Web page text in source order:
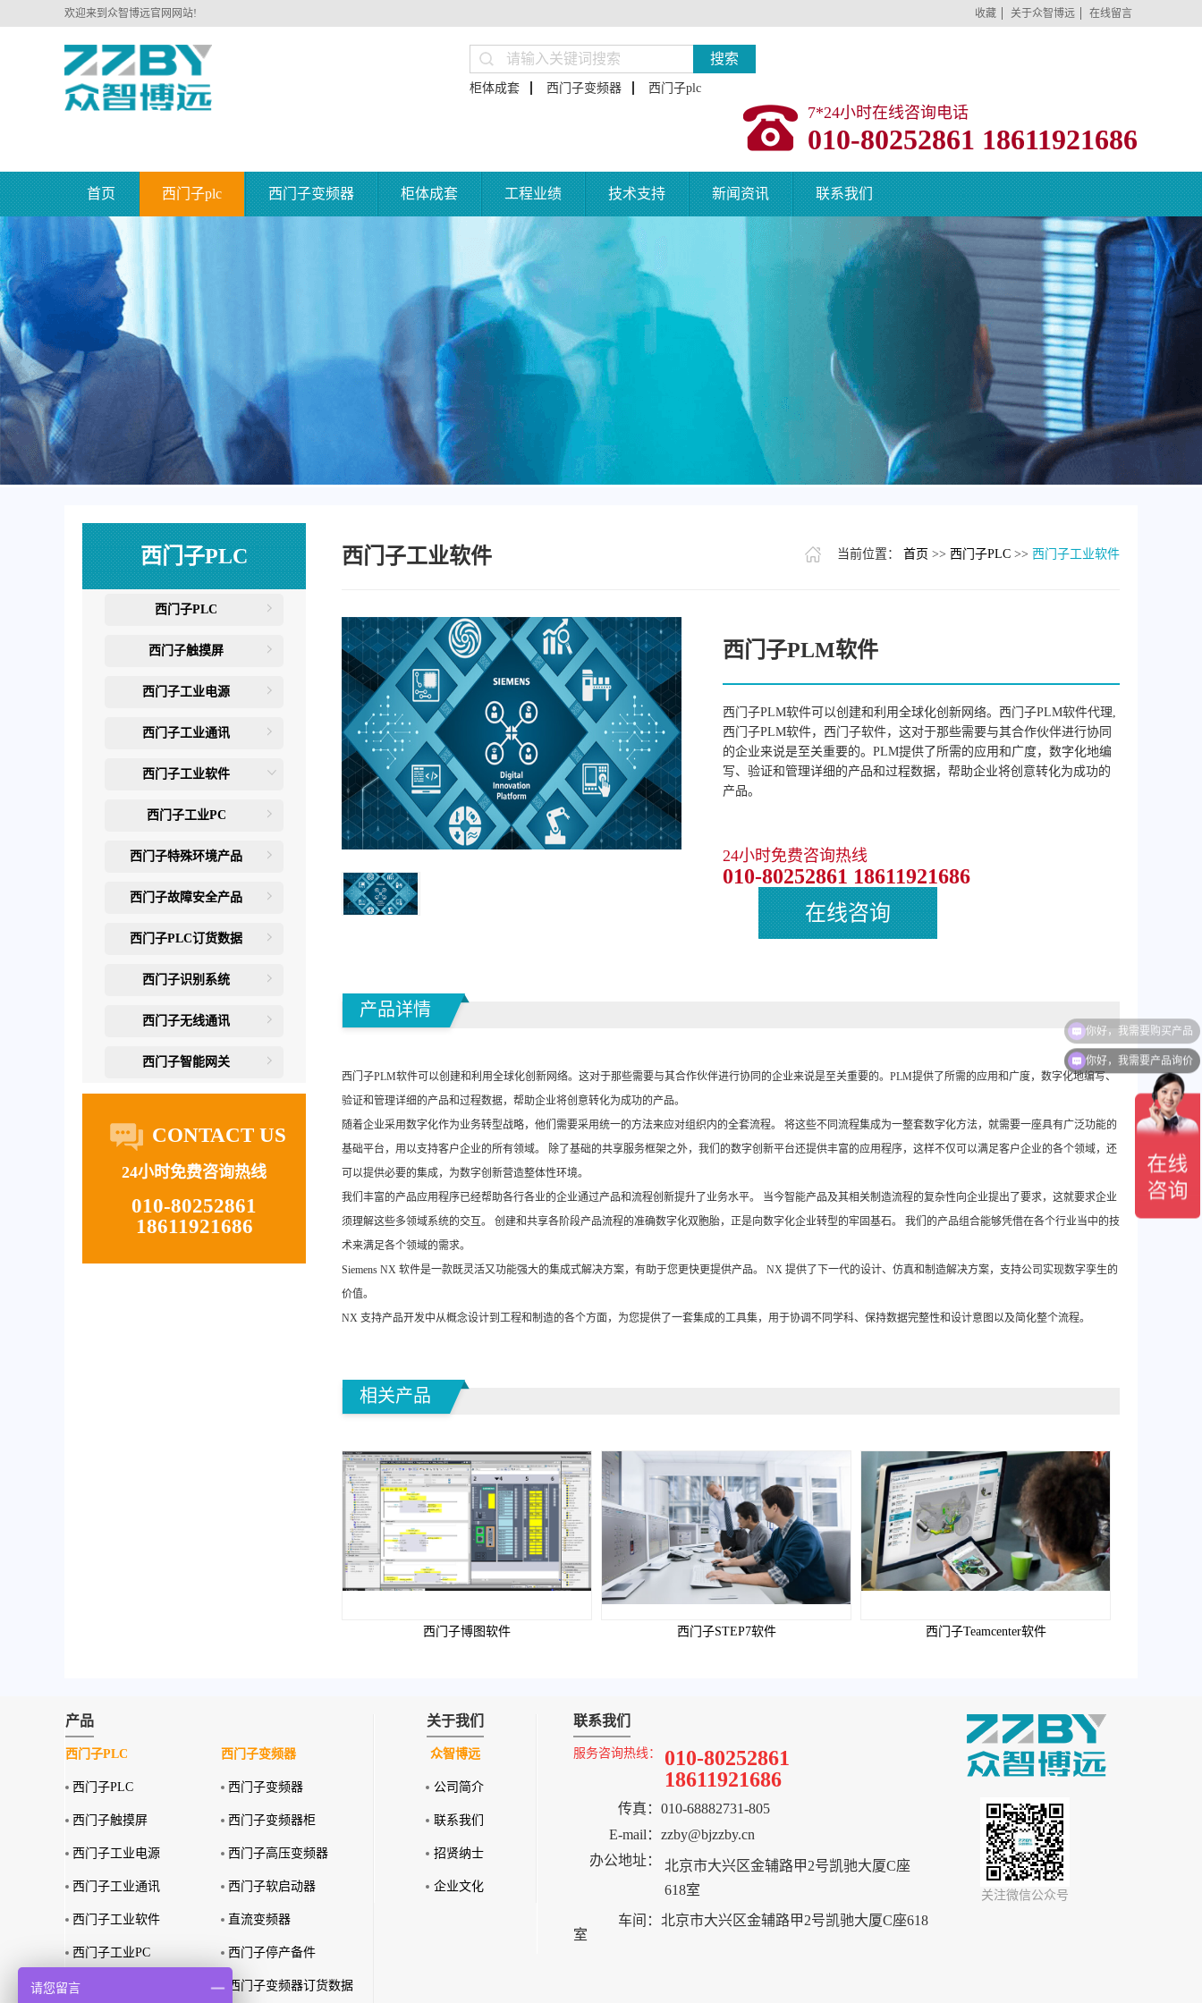
欢迎来到众智博远官网网站! 收藏 关于众智博远 在线留言
搜索
柜体成套 西门子变频器 西门子plc
7*24小时在线咨询电话
010-80252861 18611921686
首页 西门子plc 西门子变频器 柜体成套 工程业绩 技术支持 新闻资讯 联系我们
西门子PLC
西门子PLC
西门子触摸屏
西门子工业电源
西门子工业通讯
西门子工业软件
西门子工业PC
西门子特殊环境产品
西门子故障安全产品
西门子PLC订货数据
西门子识别系统
西门子无线通讯
西门子智能网关
CONTACT US
24小时免费咨询热线
010-80252861
18611921686
西门子工业软件 当前位置： 首页 >> 西门子PLC >> 西门子工业软件
西门子PLM软件
西门子PLM软件可以创建和利用全球化创新网络。西门子PLM软件代理,
西门子PLM软件，西门子软件，这对于那些需要与其合作伙伴进行协同
的企业来说是至关重要的。PLM提供了所需的应用和广度，数字化地编
写、验证和管理详细的产品和过程数据，帮助企业将创意转化为成功的
产品。
24小时免费咨询热线
010-80252861 18611921686
在线咨询
产品详情
西门子PLM软件可以创建和利用全球化创新网络。这对于那些需要与其合作伙伴进行协同的企业来说是至关重要的。PLM提供了所需的应用和广度，数字化地编写、
验证和管理详细的产品和过程数据，帮助企业将创意转化为成功的产品。
随着企业采用数字化作为业务转型战略，他们需要采用统一的方法来应对组织内的全套流程。 将这些不同流程集成为一整套数字化方法，就需要一座具有广泛功能的
基础平台，用以支持客户企业的所有领域。 除了基础的共享服务框架之外，我们的数字创新平台还提供丰富的应用程序，这样不仅可以满足客户企业的各个领域，还
可以提供必要的集成，为数字创新营造整体性环境。
我们丰富的产品应用程序已经帮助各行各业的企业通过产品和流程创新提升了业务水平。 当今智能产品及其相关制造流程的复杂性向企业提出了要求，这就要求企业
须理解这些多领域系统的交互。 创建和共享各阶段产品流程的准确数字化双胞胎，正是向数字化企业转型的牢固基石。 我们的产品组合能够凭借在各个行业当中的技
术来满足各个领域的需求。
Siemens NX 软件是一款既灵活又功能强大的集成式解决方案，有助于您更快更提供产品。 NX 提供了下一代的设计、仿真和制造解决方案，支持公司实现数字孪生的
价值。
NX 支持产品开发中从概念设计到工程和制造的各个方面，为您提供了一套集成的工具集，用于协调不同学科、保持数据完整性和设计意图以及简化整个流程。
相关产品
西门子博图软件 西门子STEP7软件 西门子Teamcenter软件
产品
西门子PLC
西门子PLC
西门子触摸屏
西门子工业电源
西门子工业通讯
西门子工业软件
西门子工业PC
西门子特殊环境产品
西门子变频器
西门子变频器
西门子变频器柜
西门子高压变频器
西门子软启动器
直流变频器
西门子停产备件
西门子变频器订货数据
关于我们
众智博远
公司简介
联系我们
招贤纳士
企业文化
联系我们
服务咨询热线：
010-80252861
18611921686
传真： 010-68882731-805
E-mail： zzby@bjzzby.cn
办公地址：
北京市大兴区金辅路甲2号凯驰大厦C座
618室
车间： 北京市大兴区金辅路甲2号凯驰大厦C座618
室
关注微信公众号
你好，我需要产品询价
请您留言